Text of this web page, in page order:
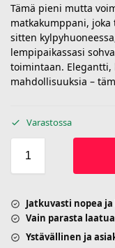
Tämä pieni mutta
matkakumppani,
sitten
lempipaikassasi
toimintaan.
mahdollisuuksia –
Varastossa
Jatkuvasti nopea
Vain parasta
Ystävällinen ja